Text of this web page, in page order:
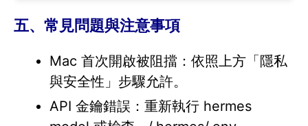
五、常見問題與注意事項
Mac 首次開啟被阻擋：依照上方「隱私
與安全性」步驟允許。
API 金鑰錯誤：重新執行 hermes